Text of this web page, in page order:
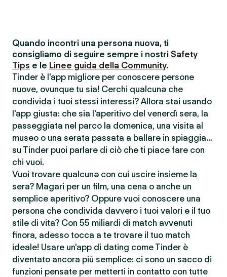
Quando incontri una persona nuova, ti
consigliamo di seguire sempre i nostri Safety
Tips e le Linee guida della Community.
Tinder è l'app migliore per conoscere persone
nuove, ovunque tu sia! Cerchi qualcunə che
condivida i tuoi stessi interessi? Allora stai usando
l'app giusta: che sia l'aperitivo del venerdì sera, la
passeggiata nel parco la domenica, una visita al
museo o una serata passata a ballare in spiaggia…
su Tinder puoi parlare di ciò che ti piace fare con
chi vuoi.
Vuoi trovare qualcunə con cui uscire insieme la
sera? Magari per un film, una cena o anche un
semplice aperitivo? Oppure vuoi conoscere una
persona che condivida davvero i tuoi valori e il tuo
stile di vita? Con 55 miliardi di match avvenuti
finora, adesso tocca a te trovare il tuo match
ideale! Usare un'app di dating come Tinder è
diventato ancora più semplice: ci sono un sacco di
funzioni pensate per metterti in contatto con tutte